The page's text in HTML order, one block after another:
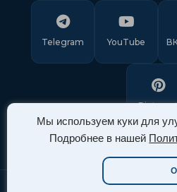
Мы используем куки для
Подробнее в нашей
Telegram YouTube